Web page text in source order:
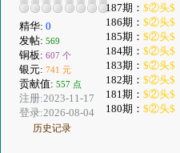
精华: 0
发帖: 569
铜板: 607 个
银元: 741 元
贡献值: 557 点
注册:2023-11-17
登录:2026-08-04
历史记录
187期：$②头$
186期：$②头$
185期：$②头$
184期：$②头$
183期：$②头$
182期：$②头$
181期：$②头$
180期：$②头$